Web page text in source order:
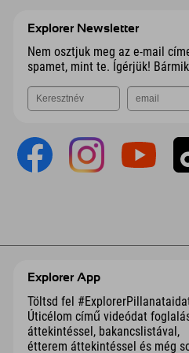
Explorer Newsletter
Nem osztjuk meg az e-mail
spamet, mint te. Ígérjük!
Explorer App
Töltsd fel
Úticélom című videódat
áttekintéssel, bakancslistával,
étterem áttekintéssel és még